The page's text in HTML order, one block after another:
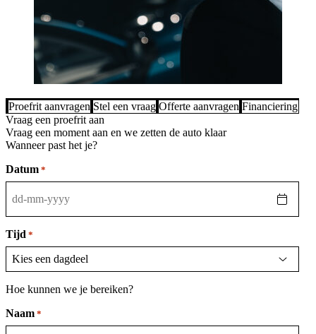
Proefrit aanvragen Stel een vraag Offerte aanvragen Financiering
Vraag een proefrit aan
Vraag een moment aan en we zetten de auto klaar
Wanneer past het je?
Datum *
DD
dash
MM
dash
JJJJ
Tijd *
Hoe kunnen we je bereiken?
Naam *